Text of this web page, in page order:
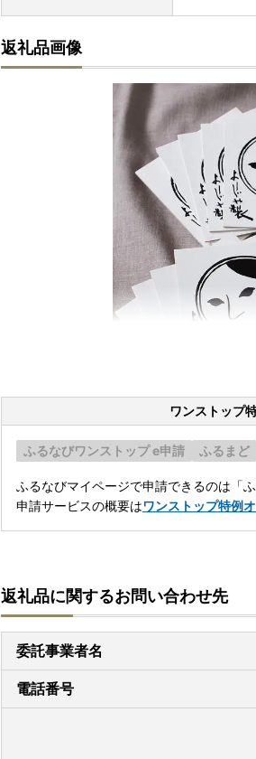
返礼品画像
ワンストップ
ふるなびワンストップ e申請 ふるまど
ふるなびマイページで申請できるのは「
申請サービスの概要はワンストップ特例
返礼品に関するお問い合わせ先
委託事業者名
電話番号